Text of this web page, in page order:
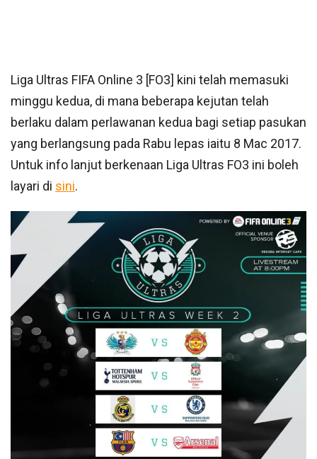
Liga Ultras FIFA Online 3 [FO3] kini telah memasuki
minggu kedua, di mana beberapa kejutan telah
berlaku dalam perlawanan kedua bagi setiap pasukan
yang berlangsung pada Rabu lepas iaitu 8 Mac 2017.
Untuk info lanjut berkenaan Liga Ultras FO3 ini boleh
layari di sini.